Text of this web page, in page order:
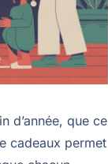
d’année, que ce
cadeaux permet